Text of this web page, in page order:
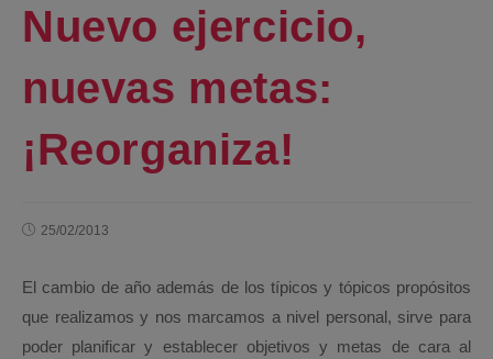
Nuevo ejercicio,
nuevas metas:
¡Reorganiza!
25/02/2013
El cambio de año además de los típicos y tópicos propósitos
que realizamos y nos marcamos a nivel personal, sirve para
poder planificar y establecer objetivos y metas de cara al